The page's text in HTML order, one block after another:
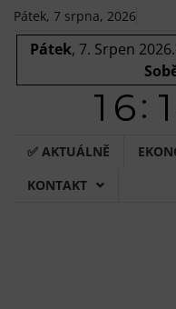
Skip
content
Pátek, 7 srpna, 2026
Pátek, 7. Srpen 2026.
✅ AKTUÁLNĚ
KONTAKT